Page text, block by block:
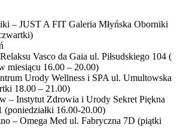
– JUST A FIT Galeria Młyńska Oborniki
Vasco da Gaia ul. Piłsudskiego 104 (
miesiącu 16.00 – 20.00)
Urody Wellness i SPA ul. Umultowska
18.00 – 21.00)
– Instytut Zdrowia i Urody Sekret Piękna
16.00-20.00)
– Omega Med ul. Fabryczna 7D (piątki